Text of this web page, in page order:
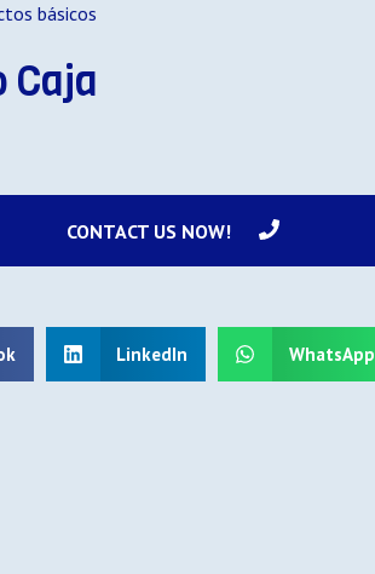
básicos
Caja
CONTACT US NOW!
LinkedIn WhatsApp